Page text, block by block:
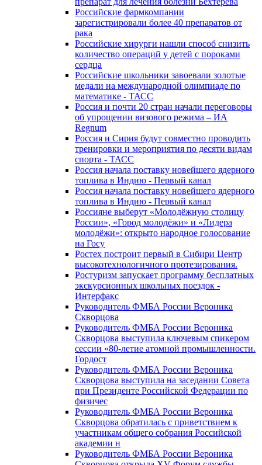
Российские фармкомпании
зарегистрировали более 40 препаратов от
рака
Российские хирурги нашли способ снизить
количество операций у детей с пороками
сердца
Российские школьники завоевали золотые
медали на международной олимпиаде по
математике - ТАСС
Россия и почти 20 стран начали переговоры
об упрощении визового режима – ИА
Regnum
Россия и Сирия будут совместно проводить
тренировки и мероприятия по десяти видам
спорта - ТАСС
Россия начала поставку новейшего ядерного
топлива в Индию - Первый канал
Россия начала поставку новейшего ядерного
топлива в Индию - Первый канал
Россияне выберут «Молодёжную столицу
России», «Город молодёжи» и «Лидера
молодёжи»: открыто народное голосование
на Госу
Ростех построит первый в Сибири Центр
высокотехнологичного протезирования.
Ростуризм запускает программу бесплатных
экскурсионных школьных поездок -
Интерфакс
Руководитель ФМБА России Вероника
Скворцова
Руководитель ФМБА России Вероника
Скворцова выступила ключевым спикером
сессии «80-летие атомной промышленности.
Гордост
Руководитель ФМБА России Вероника
Скворцова выступила на заседании Совета
при Президенте Российской Федерации по
физичес
Руководитель ФМБА России Вероника
Скворцова обратилась с приветствием к
участникам общего собрания Российской
академии н
Руководитель ФМБА России Вероника